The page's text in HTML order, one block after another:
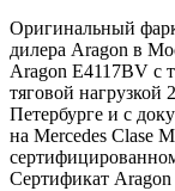
Оригинальный
дилера Aragon в
Aragon E4117BV с
тяговой нагрузкой
Петербурге и с
на Mercedes Clase
Сертификат